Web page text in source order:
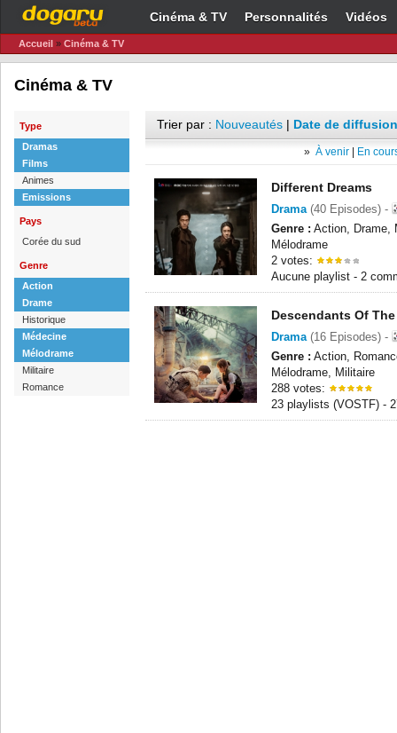
Cinéma & TV Personnalités Vidéos
Accueil » Cinéma & TV
Cinéma & TV
Type
Dramas
Films
Animes
Emissions
Pays
Corée du sud
Genre
Action
Drame
Historique
Médecine
Mélodrame
Militaire
Romance
Trier par : Nouveautés | Date de
» À venir En
Different Dreams
Drama(40 Episodes) -
Genre : Action, Drame,
Mélodrame
2 votes:
Aucune playlist - 2
Descendants Of
Drama(16 Episodes) -
Genre : Action,
Mélodrame, Militaire
288 votes:
23 playlists (VOSTF) -